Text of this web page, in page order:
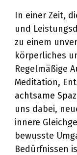
In einer Zeit,
und
zu einem
körperliches
Regelmäßige
Meditation,
achtsame
uns dabei,
innere
bewusste
Bedürfnissen